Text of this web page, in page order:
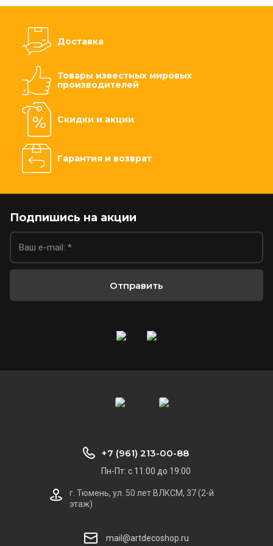
Доставка
Товары известных мировых
производителей
Скидки и акции
Гарантия и возврат
Подпишись на акции
Отправить
+7 (961) 213-00-88
Пн-Пт: с 11:00 до 19:00
г. Тюмень, ул. 50 лет ВЛКСМ, 37 (2-й
этаж)
mail@artdecoshop.ru